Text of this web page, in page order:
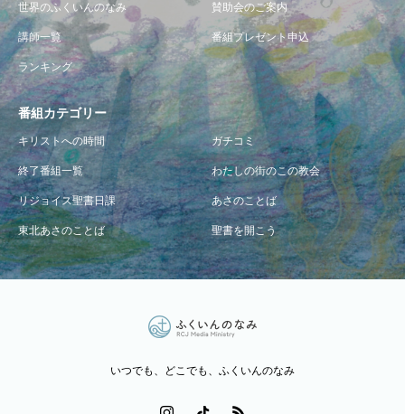
世界のふくいんのなみ 賛助会のご案内
講師一覧 番組プレゼント申込
ランキング
番組カテゴリー
キリストへの時間 ガチコミ
終了番組一覧 わたしの街のこの教会
リジョイス聖書日課 あさのことば
東北あさのことば 聖書を開こう
いつでも、どこでも、ふくいんのなみ